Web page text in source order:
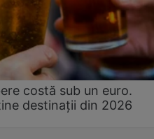
costă sub un euro.
destinații din 2026